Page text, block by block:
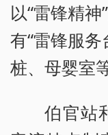
以“雷锋精
有“雷锋服
桩、母婴室
伯官站